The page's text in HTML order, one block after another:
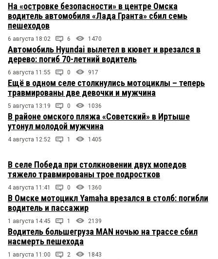
На «островке безопасности» в центре Омска
водитель автомобиля «Лада Гранта» сбил семь
пешеходов
6 августа 18:02 6 1470
Автомобиль Hyundai вылетел в кювет и врезался в
дерево: погиб 70-летний водитель
6 августа 11:55 0 917
Ещё в одном селе столкнулись мотоциклы – теперь
травмированы две девочки и мужчина
5 августа 13:19 0 1036
В районе омского пляжа «Советский» в Иртыше
утонул молодой мужчина
4 августа 12:52 1 1405
В селе Победа при столкновении двух мопедов
тяжело травмированы трое подростков
4 августа 11:41 0 1360
В Омске мотоцикл Yamaha врезался в столб: погибли
водитель и пассажир
1 августа 14:45 1 2139
Водитель большегруза MAN ночью на трассе сбил
насмерть пешехода
1 августа 11:00 2 1843